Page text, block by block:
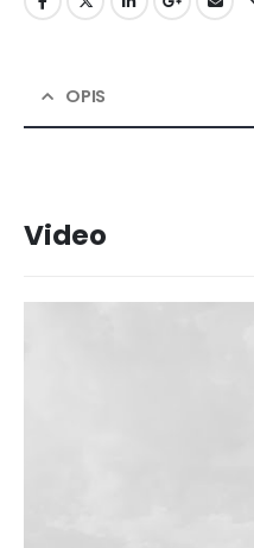
OPIS
Video